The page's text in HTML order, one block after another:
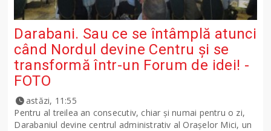
Darabani. Sau ce se întâmplă atunci
când Nordul devine Centru și se
transformă într-un Forum de idei! -
FOTO
astăzi, 11:55
Pentru al treilea an consecutiv, chiar și numai pentru o zi,
Darabaniul devine centrul administrativ al Orașelor Mici, un